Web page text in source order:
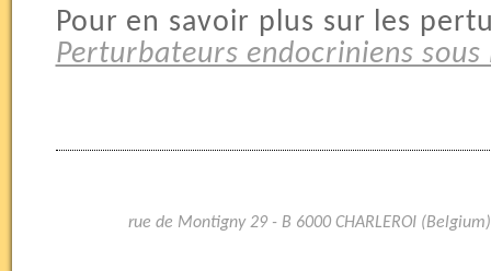
Pour en savoir plus sur les
Perturbateurs endocriniens sous
rue de Montigny 29 - B 6000 CHARLEROI